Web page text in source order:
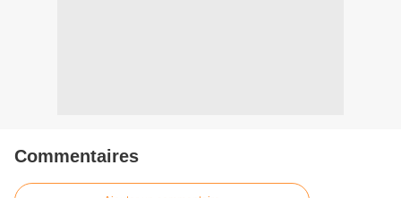
Commentaires